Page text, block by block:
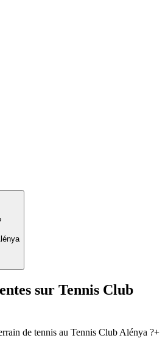
Alénya
sur Tennis Club
de tennis au Tennis Club Alénya ?+